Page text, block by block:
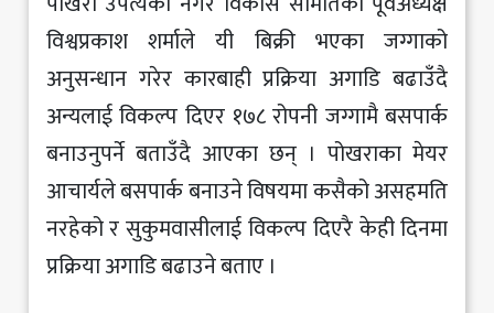
विश्वप्रकाश शर्माले यी बिक्री भएका जग्गाको
अनुसन्धान गरेर कारबाही प्रक्रिया अगाडि बढाउँदै
अन्यलाई विकल्प दिएर १७८ रोपनी जग्गामै बसपार्क
बनाउनुपर्ने बताउँदै आएका छन् । पोखराका मेयर
आचार्यले बसपार्क बनाउने विषयमा कसैको असहमति
नरहेको र सुकुमवासीलाई विकल्प दिएरै केही दिनमा
प्रक्रिया अगाडि बढाउने बताए ।